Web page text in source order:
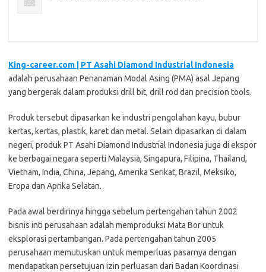
King-career.com | PT Asahi Diamond Industrial Indonesia
adalah perusahaan Penanaman Modal Asing (PMA) asal Jepang
yang bergerak dalam produksi drill bit, drill rod dan precision tools.
Produk tersebut dipasarkan ke industri pengolahan kayu, bubur
kertas, kertas, plastik, karet dan metal. Selain dipasarkan di dalam
negeri, produk PT Asahi Diamond Industrial Indonesia juga di ekspor
ke berbagai negara seperti Malaysia, Singapura, Filipina, Thailand,
Vietnam, India, China, Jepang, Amerika Serikat, Brazil, Meksiko,
Eropa dan Aprika Selatan.
Pada awal berdirinya hingga sebelum pertengahan tahun 2002
bisnis inti perusahaan adalah memproduksi Mata Bor untuk
eksplorasi pertambangan. Pada pertengahan tahun 2005
perusahaan memutuskan untuk memperluas pasarnya dengan
mendapatkan persetujuan izin perluasan dari Badan Koordinasi